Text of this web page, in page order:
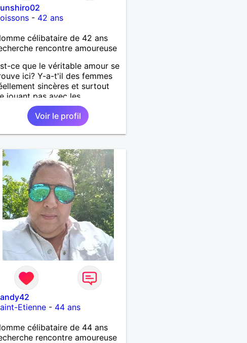
- 42 ans
célibataire de 42 ans
rencontre amoureuse
ce que le véritable amour se
ici? Y-a-t'il des femmes
sincères et surtout
jouant pas avec les
sentiments des hommes? Etant
un homme protecteur et
bienveillant, je veux continuer
croire et pouvoir enfin
désir temps. Faux profil,
profiteuse et autres joyeuseté
passer votre chemin, vous ne
m'intéressez pas du tout!
Voir le profil
Etienne - 44 ans
célibataire de 44 ans
rencontre amoureuse